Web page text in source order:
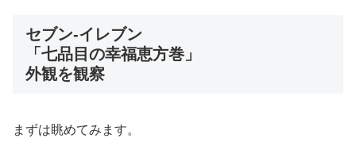
セブン-イレブン
「七品目の幸福恵方巻」
外観を観察
まずは眺めてみます。